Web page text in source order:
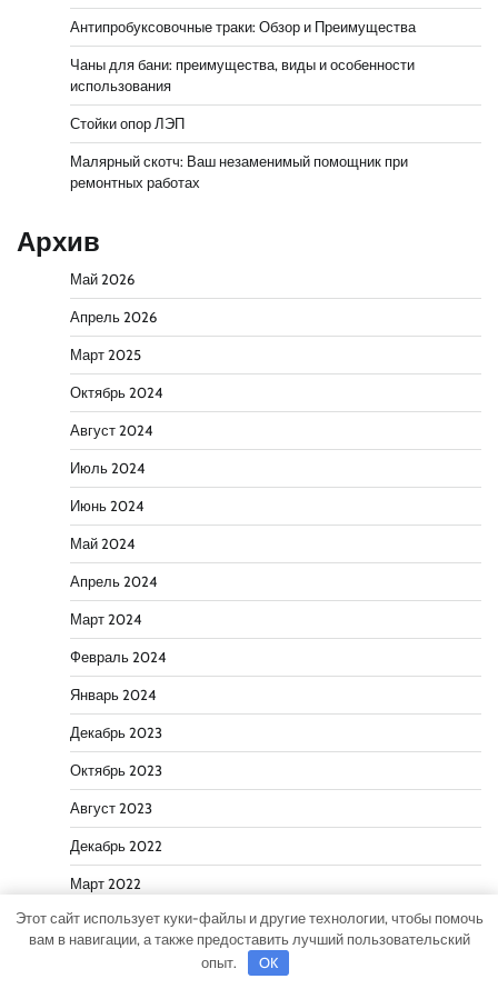
Антипробуксовочные траки: Обзор и Преимущества
Чаны для бани: преимущества, виды и особенности
использования
Стойки опор ЛЭП
Малярный скотч: Ваш незаменимый помощник при
ремонтных работах
Архив
Май 2026
Апрель 2026
Март 2025
Октябрь 2024
Август 2024
Июль 2024
Июнь 2024
Май 2024
Апрель 2024
Март 2024
Февраль 2024
Январь 2024
Декабрь 2023
Октябрь 2023
Август 2023
Декабрь 2022
Март 2022
Июнь 2020
Этот сайт использует куки-файлы и другие технологии, чтобы помочь
вам в навигации, а также предоставить лучший пользовательский
опыт.
OK